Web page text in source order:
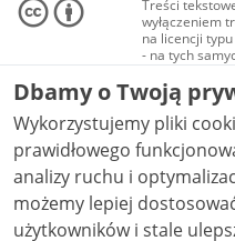
Treści
wyłączeniem
na licencji
- na tych
Materiały
audio i wideo,
Creative
niekomercyjne
NC-ND 4.0), o
Dbamy o Twoją
Wykorzystujemy pliki
prawidłowego
analizy ruchu i optymalizacji
możemy lepiej
użytkowników i stale ulepszać